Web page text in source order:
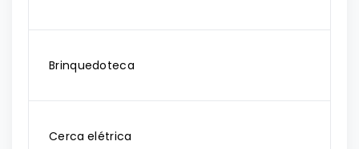
Brinquedoteca
Cerca elétrica